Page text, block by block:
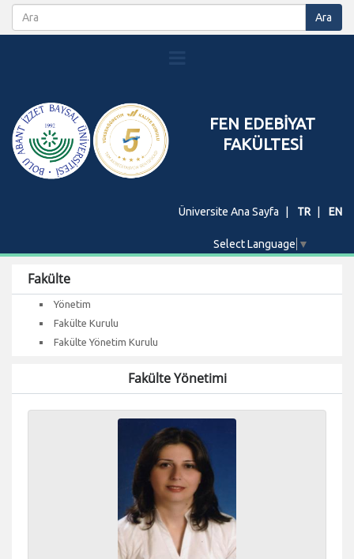
FEN EDEBİYAT
FAKÜLTESİ
Üniversite Ana Sayfa TR EN
Select Language ▼
Fakülte
Yönetim
Fakülte Kurulu
Fakülte Yönetim Kurulu
Fakülte Yönetimi